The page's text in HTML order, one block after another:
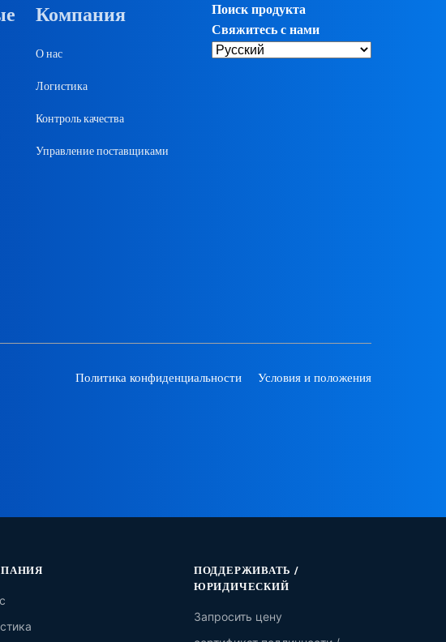
Компания
О нас
Логистика
Контроль качества
Управление поставщиками
Поиск продукта
Свяжитесь с нами
Политика конфиденциальности Условия и положения
ПОДДЕРЖИВАТЬ /
ЮРИДИЧЕСКИЙ
Запросить цену